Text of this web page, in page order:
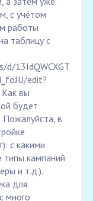
с учётом
работы
таблицу с
d/13IdQWCXGT
edit?
вы
будет
Пожалуйста, в
с какими
типы кампаний
и т.д.).
для
много